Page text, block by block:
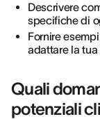
Descrivere
specifiche di
Fornire
adattare la
Quali
potenziali